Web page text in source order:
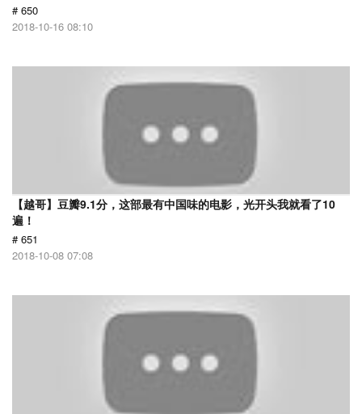
# 650
2018-10-16 08:10
【越哥】豆瓣9.1分，这部最有中国味的电影，光开头我就看了10
遍！
# 651
2018-10-08 07:08